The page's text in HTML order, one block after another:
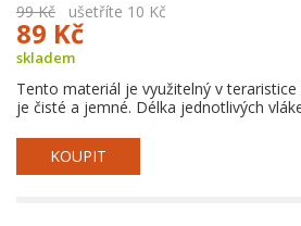
99 Kč ušetříte 10 Kč
89 Kč
skladem
Tento materiál je využitelný v teraristice
je čisté a jemné. Délka jednotlivých
KOUPIT